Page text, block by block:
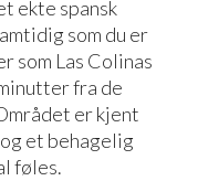
ekte spansk
som du er
som Las Colinas
fra de
er kjent
et behagelig
føles.